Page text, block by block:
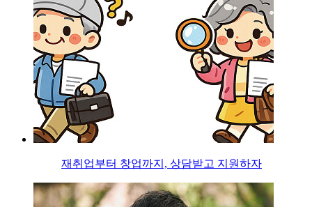
재취업부터 창업까지, 상담받고 지원하자